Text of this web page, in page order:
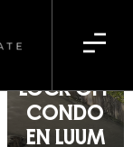
LOCK OFF
CONDO
EN LUUM